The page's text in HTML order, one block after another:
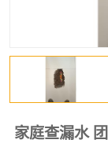
家庭查漏水